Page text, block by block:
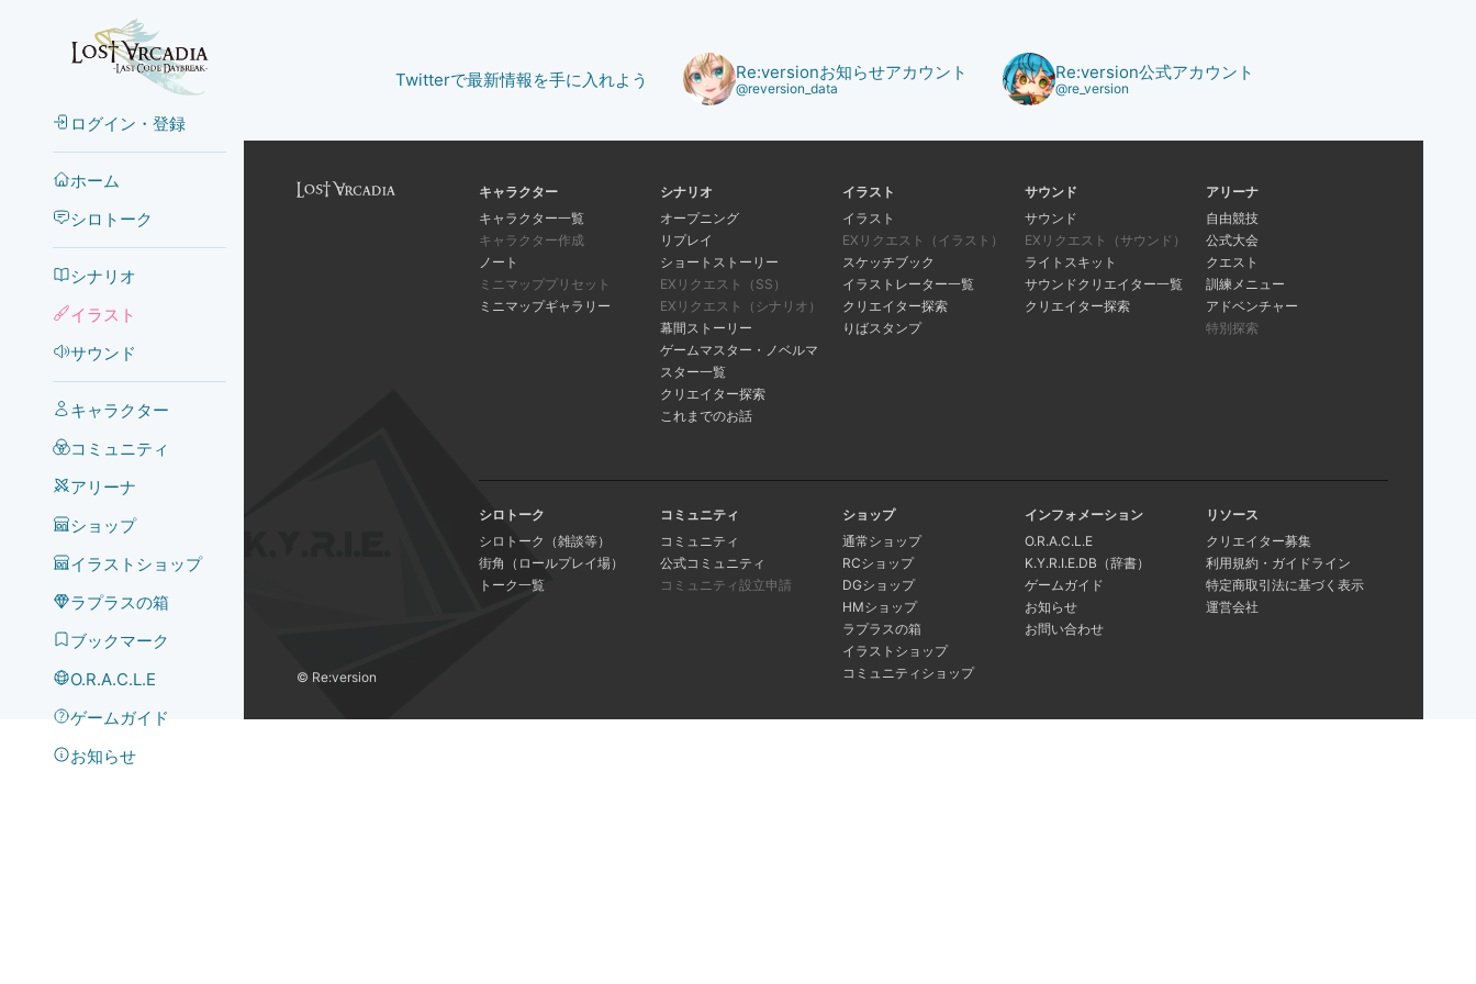
ログイン・登録
ホーム
シロトーク
シナリオ
イラスト
サウンド
キャラクター
コミュニティ
アリーナ
ショップ
イラストショップ
ラプラスの箱
ブックマーク
O.R.A.C.L.E
ゲームガイド
お知らせ
Twitterで最新情報を手に入れよう Re:versionお知らせアカウント
@reversion_data
Re:version公式アカウント
@re_version
キャラクター
キャラクター一覧
キャラクター作成
ノート
ミニマッププリセット
ミニマップギャラリー
シナリオ
オープニング
リプレイ
ショートストーリー
EXリクエスト（SS）
EXリクエスト（シナリオ）
幕間ストーリー
ゲームマスター・ノベルマ
スター一覧
クリエイター探索
これまでのお話
イラスト
イラスト
EXリクエスト（イラスト）
スケッチブック
イラストレーター一覧
クリエイター探索
りばスタンプ
サウンド
サウンド
EXリクエスト（サウンド）
ライトスキット
サウンドクリエイター一覧
クリエイター探索
アリーナ
自由競技
公式大会
クエスト
訓練メニュー
アドベンチャー
特別探索
©️ Re:version
シロトーク
シロトーク（雑談等）
街角（ロールプレイ場）
トーク一覧
コミュニティ
コミュニティ
公式コミュニティ
コミュニティ設立申請
ショップ
通常ショップ
RCショップ
DGショップ
HMショップ
ラプラスの箱
イラストショップ
コミュニティショップ
インフォメーション
O.R.A.C.L.E
K.Y.R.I.E.DB（辞書）
ゲームガイド
お知らせ
お問い合わせ
リソース
クリエイター募集
利用規約・ガイドライン
特定商取引法に基づく表示
運営会社